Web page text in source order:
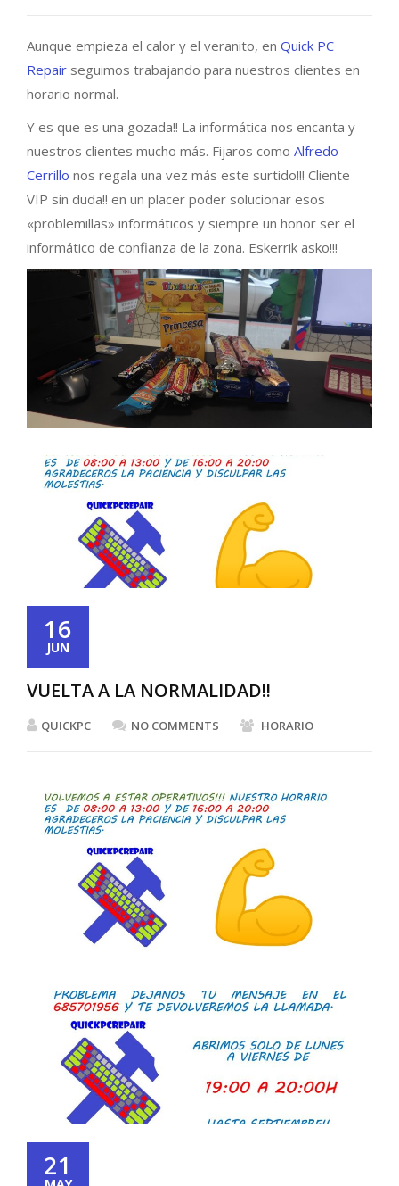
Aunque empieza el calor y el veranito, en Quick PC
Repair seguimos trabajando para nuestros clientes en
horario normal.
Y es que es una gozada!! La informática nos encanta y
nuestros clientes mucho más. Fijaros como Alfredo
Cerrillo nos regala una vez más este surtido!!! Cliente
VIP sin duda!! en un placer poder solucionar esos
«problemillas» informáticos y siempre un honor ser el
informático de confianza de la zona. Eskerrik asko!!!
16
JUN
VUELTA A LA NORMALIDAD!!
QUICKPC NO COMMENTS HORARIO
21